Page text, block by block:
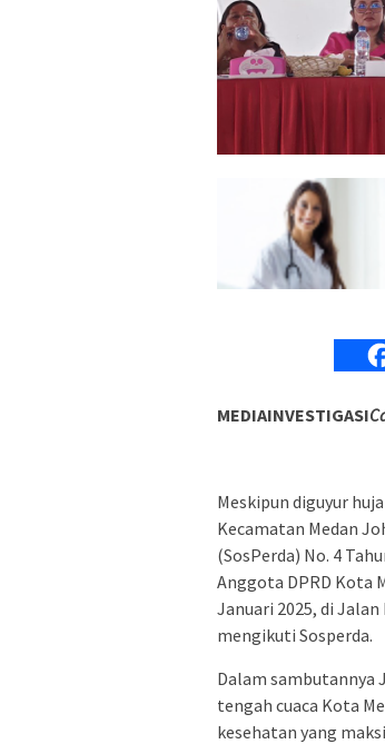
MEDIAINVESTIGASI
Meskipun diguyur
Kecamatan Medan
(SosPerda) No. 4
Anggota DPRD Kota
Januari 2025, di
mengikuti Sosperda.
Dalam sambutannya
tengah cuaca Kota
kesehatan yang